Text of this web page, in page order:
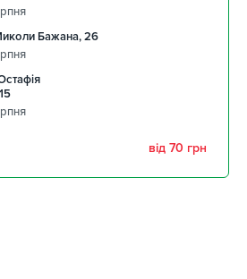
Бажана, 26
від 70 грн